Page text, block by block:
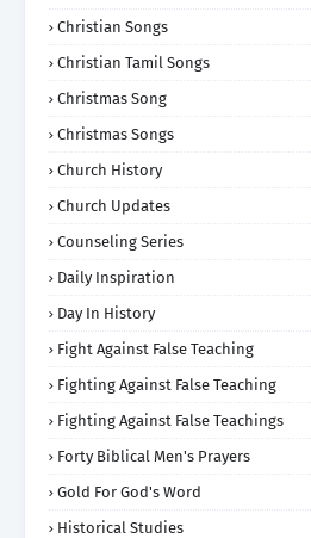
Christian Songs
Christian Tamil Songs
Christmas Song
Christmas Songs
Church History
Church Updates
Counseling Series
Daily Inspiration
Day In History
Fight Against False Teaching
Fighting Against False Teaching
Fighting Against False Teachings
Forty Biblical Men's Prayers
Gold For God's Word
Historical Studies